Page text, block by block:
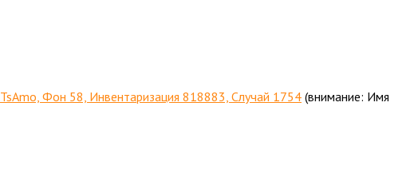
TsAmo, Фон 58, Инвентаризация 818883, Случай 1754 (внимание: Имя